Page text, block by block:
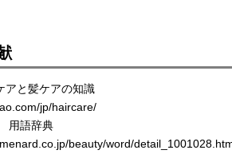
アと髪ケアの知識
jp/haircare/
用語辞典
beauty/word/